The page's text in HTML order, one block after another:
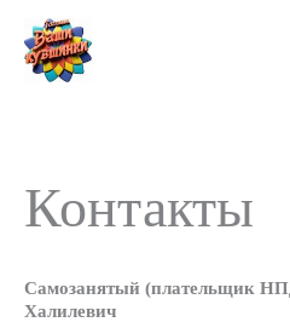
содержимому
Контакты
Самозанятый (плательщик
Халилевич